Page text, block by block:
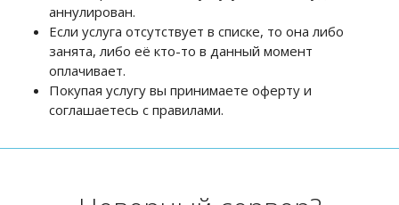
аннулирован.
Если услуга отсутствует в списке, то она либо
занята, либо её кто-то в данный момент
оплачивает.
Покупая услугу вы принимаете оферту и
соглашаетесь с правилами.